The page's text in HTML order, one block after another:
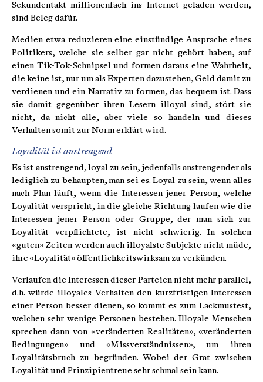
Sekundentakt millionenfach ins Internet geladen werden,
sind Beleg dafür.
Medien etwa reduzieren eine einstündige Ansprache eines
Politikers, welche sie selber gar nicht gehört haben, auf
einen Tik-Tok-Schnipsel und formen daraus eine Wahrheit,
die keine ist, nur um als Experten dazustehen, Geld damit zu
verdienen und ein Narrativ zu formen, das bequem ist. Dass
sie damit gegenüber ihren Lesern illoyal sind, stört sie
nicht, da nicht alle, aber viele so handeln und dieses
Verhalten somit zur Norm erklärt wird.
Loyalität ist anstrengend
Es ist anstrengend, loyal zu sein, jedenfalls anstrengender als
lediglich zu behaupten, man sei es. Loyal zu sein, wenn alles
nach Plan läuft, wenn die Interessen jener Person, welche
Loyalität verspricht, in die gleiche Richtung laufen wie die
Interessen jener Person oder Gruppe, der man sich zur
Loyalität verpflichtete, ist nicht schwierig. In solchen
«guten» Zeiten werden auch illoyalste Subjekte nicht müde,
ihre «Loyalität» öffentlichkeitswirksam zu verkünden.
Verlaufen die Interessen dieser Parteien nicht mehr parallel,
d.h. würde illoyales Verhalten den kurzfristigen Interessen
einer Person besser dienen, so kommt es zum Lackmustest,
welchen sehr wenige Personen bestehen. Illoyale Menschen
sprechen dann von «veränderten Realitäten», «veränderten
Bedingungen» und «Missverständnissen», um ihren
Loyalitätsbruch zu begründen. Wobei der Grat zwischen
Loyalität und Prinzipientreue sehr schmal sein kann.